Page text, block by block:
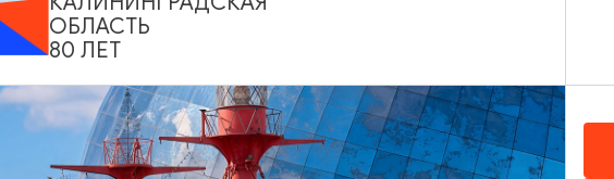
в
ШОУ И АТТРАКЦИИ
Чердак Инстербурга
ОБЛАСТЬ
80 ЛЕТ